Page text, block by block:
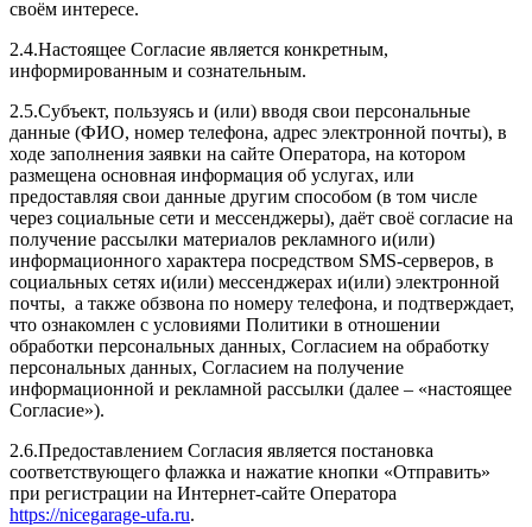
своём интересе.
2.4.Настоящее Согласие является конкретным,
информированным и сознательным.
2.5.Субъект, пользуясь и (или) вводя свои персональные
данные (ФИО, номер телефона, адрес электронной почты), в
ходе заполнения заявки на сайте Оператора, на котором
размещена основная информация об услугах, или
предоставляя свои данные другим способом (в том числе
через социальные сети и мессенджеры), даёт своё согласие на
получение рассылки материалов рекламного и(или)
информационного характера посредством SMS-серверов, в
социальных сетях и(или) мессенджерах и(или) электронной
почты, а также обзвона по номеру телефона, и подтверждает,
что ознакомлен с условиями Политики в отношении
обработки персональных данных, Согласием на обработку
персональных данных, Согласием на получение
информационной и рекламной рассылки (далее – «настоящее
Согласие»).
2.6.Предоставлением Согласия является постановка
соответствующего флажка и нажатие кнопки «Отправить»
при регистрации на Интернет-сайте Оператора
https://nicegarage-ufa.ru.